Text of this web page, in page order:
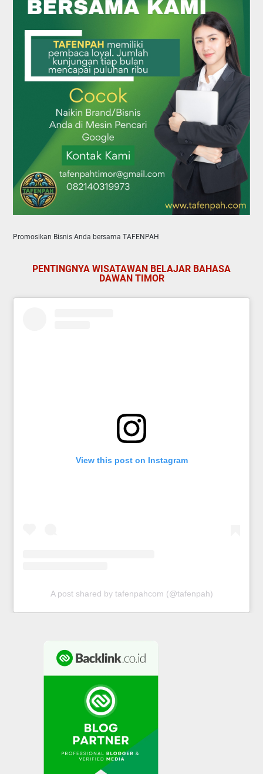
Promosikan Bisnis Anda bersama TAFENPAH
PENTINGNYA WISATAWAN BELAJAR BAHASA
DAWAN TIMOR
View this post on Instagram
A post shared by tafenpahcom (@tafenpah)